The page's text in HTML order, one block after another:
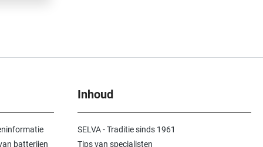
2%
batterijen
Inhoud
SELVA - Traditie sinds 1961
Tips van specialisten